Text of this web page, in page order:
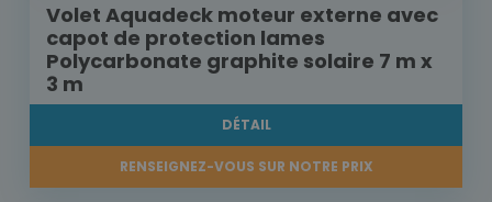
Volet Aquadeck moteur externe avec
capot de protection lames
Polycarbonate graphite solaire 7 m x
3 m
DÉTAIL
RENSEIGNEZ-VOUS SUR NOTRE PRIX